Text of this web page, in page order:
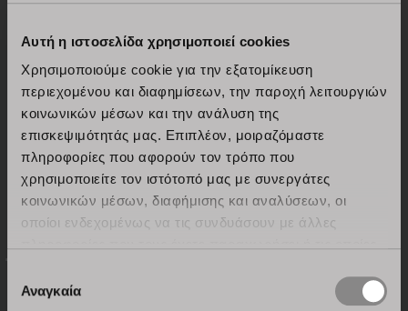
Αυτή η ιστοσελίδα χρησιμοποιεί cookies
Χρησιμοποιούμε cookie για την εξατομίκευση
περιεχομένου και διαφημίσεων, την παροχή λειτουργιών
κοινωνικών μέσων και την ανάλυση της
επισκεψιμότητάς μας. Επιπλέον, μοιραζόμαστε
πληροφορίες που αφορούν τον τρόπο που
χρησιμοποιείτε τον ιστότοπό μας με συνεργάτες
κοινωνικών μέσων, διαφήμισης και αναλύσεων, οι
οποίοι ενδεχομένως να τις συνδυάσουν με άλλες
των υπηρεσιών τους.
συγκατάθεσης
Αναγκαία
Χερούλια